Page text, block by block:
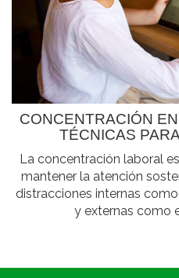
CONCENTRACIÓN
TÉCNICAS
La concentración laboral
mantener la atención
distracciones internas
y externas como